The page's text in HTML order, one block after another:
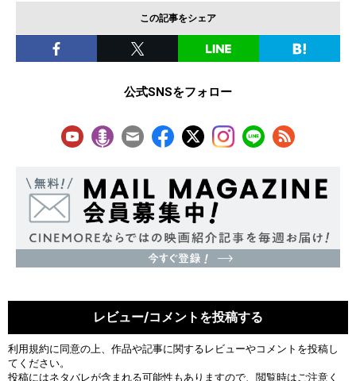
この記事をシェア
公式SNSをフォロー
レビュー/コメントを投稿する
利用規約に同意の上、作品や記事に関するレビューやコメントを投稿し
てください。
投稿にはネタバレが含まれる可能性もありますので、閲覧時はご注意く